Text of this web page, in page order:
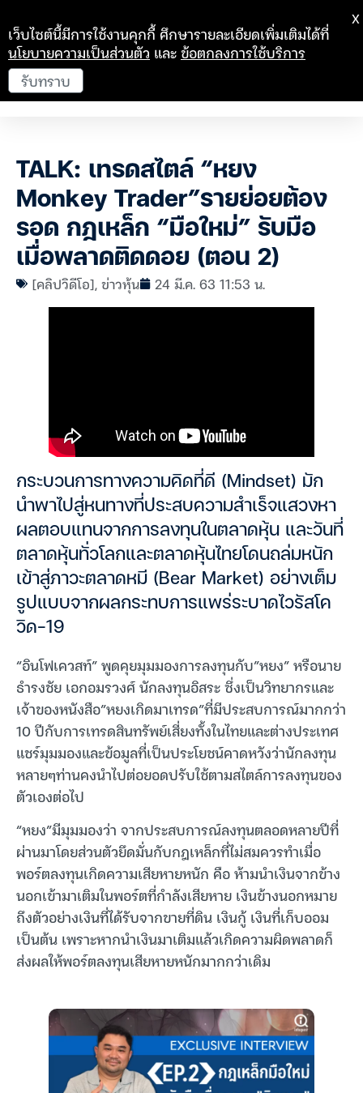
TALK: เทรดสไตล์ “หยง
Monkey Trader”รายย่อยต้อง
รอด กฎเหล็ก “มือใหม่” รับมือ
เมื่อพลาดติดดอย (ตอน 2)
[คลิปวิดีโอ],ข่าวหุ้น 24 มี.ค. 63 11:53 น.
กระบวนการทางความคิดที่ดี (Mindset) มัก
นำพาไปสู่หนทางที่ประสบความสำเร็จแสวงหา
ผลตอบแทนจากการลงทุนในตลาดหุ้น และวันที่
ตลาดหุ้นทั่วโลกและตลาดหุ้นไทยโดนถล่มหนัก
เข้าสู่ภาวะตลาดหมี (Bear Market) อย่างเต็ม
รูปแบบจากผลกระทบการแพร่ระบาดไวรัสโค
วิด-19
“อินโฟเควสท์” พูดคุยมุมมองการลงทุนกับ”หยง” หรือนาย
ธำรงชัย เอกอมรวงศ์ นักลงทุนอิสระ ซึ่งเป็นวิทยากรและ
เจ้าของหนังสือ”หยงเกิดมาเทรด”ที่มีประสบการณ์มากกว่า
10 ปีกับการเทรดสินทรัพย์เสี่ยงทั้งในไทยและต่างประเทศ
แชร์มุมมองและข้อมูลที่เป็นประโยชน์คาดหวังว่านักลงทุน
หลายๆท่านคงนำไปต่อยอดปรับใช้ตามสไตล์การลงทุนของ
ตัวเองต่อไป
“หยง”มีมุมมองว่า จากประสบการณ์ลงทุนตลอดหลายปีที่
ผ่านมาโดยส่วนตัวยึดมั่นกับกฎเหล็กที่ไม่สมควรทำเมื่อ
พอร์ตลงทุนเกิดความเสียหายหนัก คือ ห้ามนำเงินจากข้าง
นอกเข้ามาเติมในพอร์ตที่กำลังเสียหาย เงินข้างนอกหมาย
ถึงตัวอย่างเงินที่ได้รับจากขายที่ดิน เงินกู้ เงินที่เก็บออม
เป็นต้น เพราะหากนำเงินมาเติมแล้วเกิดความผิดพลาดก็
ส่งผลให้พอร์ตลงทุนเสียหายหนักมากกว่าเดิม
เว็บไซต์นี้มีการใช้งานคุกกี้ ศึกษารายละเอียดเพิ่มเติมได้ที่
นโยบายความเป็นส่วนตัว และข้อตกลงการใช้บริการ
รับทราบ
X